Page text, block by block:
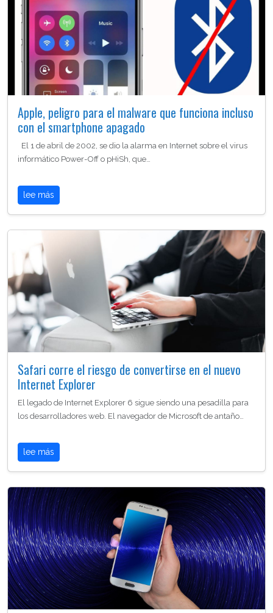
Apple, peligro para el malware que funciona incluso
con el smartphone apagado
El 1 de abril de 2002, se dio la alarma en Internet sobre el virus
informático Power-Off o pHiSh, que…
lee más
Safari corre el riesgo de convertirse en el nuevo
Internet Explorer
El legado de Internet Explorer 6 sigue siendo una pesadilla para
los desarrolladores web. El navegador de Microsoft de antaño…
lee más